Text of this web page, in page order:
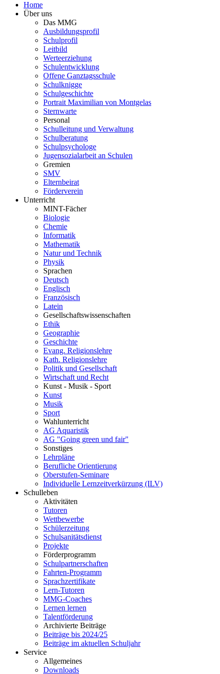
Home
Über uns
Das MMG
Ausbildungsprofil
Schulprofil
Leitbild
Werteerziehung
Schulentwicklung
Offene Ganztagsschule
Schulknigge
Schulgeschichte
Portrait Maximilian von Montgelas
Sternwarte
Personal
Schulleitung und Verwaltung
Schulberatung
Schulpsychologe
Jugensozialarbeit an Schulen
Gremien
SMV
Elternbeirat
Förderverein
Unterricht
MINT-Fächer
Biologie
Chemie
Informatik
Mathematik
Natur und Technik
Physik
Sprachen
Deutsch
Englisch
Französisch
Latein
Gesellschaftswissenschaften
Ethik
Geographie
Geschichte
Evang. Religionslehre
Kath. Religionslehre
Politik und Gesellschaft
Wirtschaft und Recht
Kunst - Musik - Sport
Kunst
Musik
Sport
Wahlunterricht
AG Aquaristik
AG "Going green und fair"
Sonstiges
Lehrpläne
Berufliche Orientierung
Oberstufen-Seminare
Individuelle Lernzeitverkürzung (ILV)
Schulleben
Aktivitäten
Tutoren
Wettbewerbe
Schülerzeitung
Schulsanitätsdienst
Projekte
Förderprogramm
Schulpartnerschaften
Fahrten-Programm
Sprachzertifikate
Lern-Tutoren
MMG-Coaches
Lernen lernen
Talentförderung
Archivierte Beiträge
Beiträge bis 2024/25
Beiträge im aktuellen Schuljahr
Service
Allgemeines
Downloads